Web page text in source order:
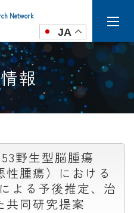
Network
JA
報
野生型脳腫瘍
性腫瘍）における
よる予後推定、治
共同研究提案